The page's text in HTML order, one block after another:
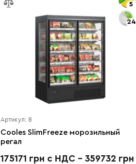
5
24
Артикул: 8
Cooles SlimFreeze морозильный
регал
175171 грн с НДС - 359732 грн